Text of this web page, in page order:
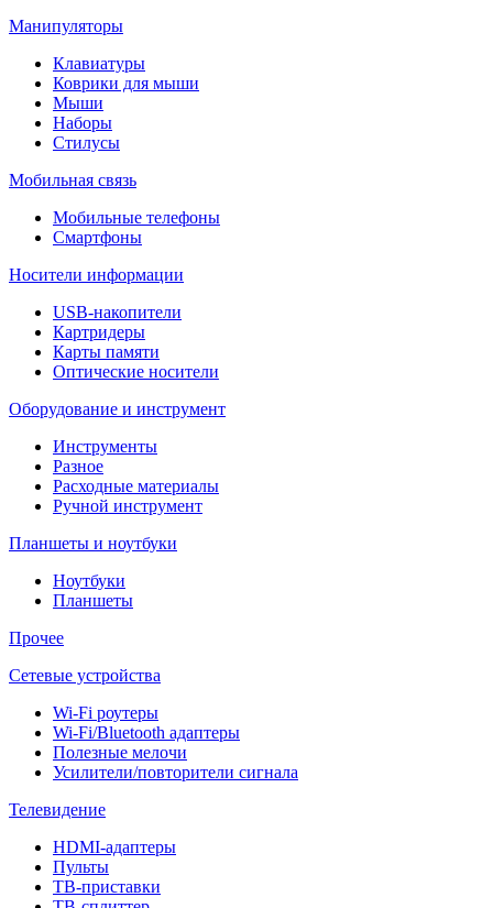
Манипуляторы
Клавиатуры
Коврики для мыши
Мыши
Наборы
Стилусы
Мобильная связь
Мобильные телефоны
Смартфоны
Носители информации
USB-накопители
Картридеры
Карты памяти
Оптические носители
Оборудование и инструмент
Инструменты
Разное
Расходные материалы
Ручной инструмент
Планшеты и ноутбуки
Ноутбуки
Планшеты
Прочее
Сетевые устройства
Wi-Fi роутеры
Wi-Fi/Bluetooth адаптеры
Полезные мелочи
Усилители/повторители сигнала
Телевидение
HDMI-адаптеры
Пульты
ТВ-приставки